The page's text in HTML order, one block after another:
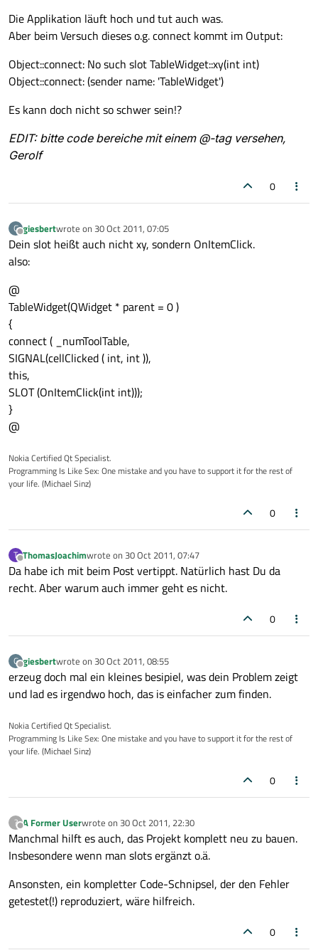
Die Applikation läuft hoch und tut auch was.
Aber beim Versuch dieses o.g. connect kommt im Output:
Object::connect: No such slot TableWidget::xy(int int)
Object::connect: (sender name: 'TableWidget')
Es kann doch nicht so schwer sein!?
EDIT: bitte code bereiche mit einem @-tag versehen,
Gerolf
0
G
Offline
giesbertwrote on 30 Oct 2011, 07:05
last edited by
Dein slot heißt auch nicht xy, sondern OnItemClick.
also:
@
TableWidget(QWidget * parent = 0 )
{
connect ( _numToolTable,
SIGNAL(cellClicked ( int, int )),
this,
SLOT (OnItemClick(int int)));
}
@
Nokia Certified Qt Specialist.
Programming Is Like Sex: One mistake and you have to support it for the rest of
your life. (Michael Sinz)
0
T
Offline
ThomasJoachimwrote on 30 Oct 2011, 07:47
last edited by
Da habe ich mit beim Post vertippt. Natürlich hast Du da
recht. Aber warum auch immer geht es nicht.
0
G
Offline
giesbertwrote on 30 Oct 2011, 08:55
last edited by
erzeug doch mal ein kleines besipiel, was dein Problem zeigt
und lad es irgendwo hoch, das is einfacher zum finden.
Nokia Certified Qt Specialist.
Programming Is Like Sex: One mistake and you have to support it for the rest of
your life. (Michael Sinz)
0
?
Offline
A Former Userwrote on 30 Oct 2011, 22:30
last edited by
Manchmal hilft es auch, das Projekt komplett neu zu bauen.
Insbesondere wenn man slots ergänzt o.ä.
Ansonsten, ein kompletter Code-Schnipsel, der den Fehler
getestet(!) reproduziert, wäre hilfreich.
0